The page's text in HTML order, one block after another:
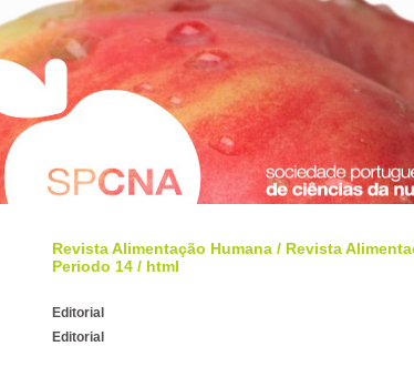
Revista Alimentação Humana / Revista
Periodo 14 / html
Editorial
Editorial